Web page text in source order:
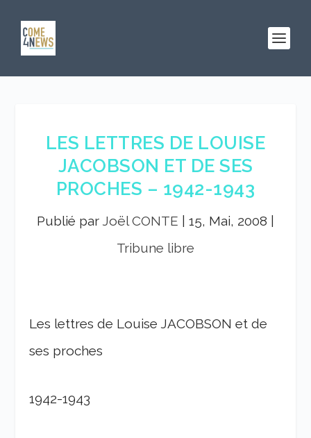
LES LETTRES DE LOUISE
JACOBSON ET DE SES
PROCHES – 1942-1943
Publié par Joël CONTE 15, Mai, 2008
Tribune libre
Les lettres de Louise JACOBSON et de
ses proches
1942-1943